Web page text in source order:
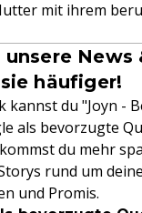
mit ihrem
News
häufiger!
kannst du "Joyn -
als bevorzugte
du mehr
rund um deine
und Promis.